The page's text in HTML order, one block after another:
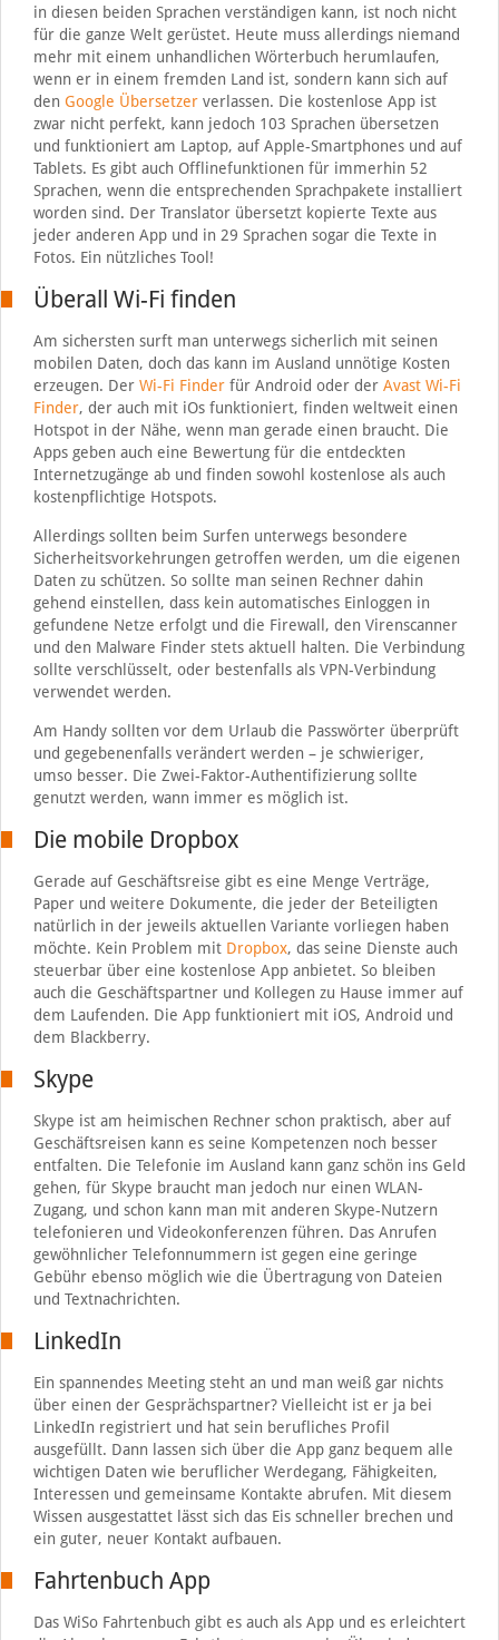
in diesen beiden Sprachen verständigen kann, ist noch nicht
für die ganze Welt gerüstet. Heute muss allerdings niemand
mehr mit einem unhandlichen Wörterbuch herumlaufen,
wenn er in einem fremden Land ist, sondern kann sich auf
den Google Übersetzer verlassen. Die kostenlose App ist
zwar nicht perfekt, kann jedoch 103 Sprachen übersetzen
und funktioniert am Laptop, auf Apple-Smartphones und auf
Tablets. Es gibt auch Offlinefunktionen für immerhin 52
Sprachen, wenn die entsprechenden Sprachpakete installiert
worden sind. Der Translator übersetzt kopierte Texte aus
jeder anderen App und in 29 Sprachen sogar die Texte in
Fotos. Ein nützliches Tool!
Überall Wi-Fi finden
Am sichersten surft man unterwegs sicherlich mit seinen
mobilen Daten, doch das kann im Ausland unnötige Kosten
erzeugen. Der Wi-Fi Finderfür Android oder der Avast Wi-Fi
Finder, der auch mit iOs funktioniert, finden weltweit einen
Hotspot in der Nähe, wenn man gerade einen braucht. Die
Apps geben auch eine Bewertung für die entdeckten
Internetzugänge ab und finden sowohl kostenlose als auch
kostenpflichtige Hotspots.
Allerdings sollten beim Surfen unterwegs besondere
Sicherheitsvorkehrungen getroffen werden, um die eigenen
Daten zu schützen. So sollte man seinen Rechner dahin
gehend einstellen, dass kein automatisches Einloggen in
gefundene Netze erfolgt und die Firewall, den Virenscanner
und den Malware Finder stets aktuell halten. Die Verbindung
sollte verschlüsselt, oder bestenfalls als VPN-Verbindung
verwendet werden.
Am Handy sollten vor dem Urlaub die Passwörter überprüft
und gegebenenfalls verändert werden – je schwieriger,
umso besser. Die Zwei-Faktor-Authentifizierung sollte
genutzt werden, wann immer es möglich ist.
Die mobile Dropbox
Gerade auf Geschäftsreise gibt es eine Menge Verträge,
Paper und weitere Dokumente, die jeder der Beteiligten
natürlich in der jeweils aktuellen Variante vorliegen haben
möchte. Kein Problem mit Dropbox, das seine Dienste auch
steuerbar über eine kostenlose App anbietet. So bleiben
auch die Geschäftspartner und Kollegen zu Hause immer auf
dem Laufenden. Die App funktioniert mit iOS, Android und
dem Blackberry.
Skype
Skype ist am heimischen Rechner schon praktisch, aber auf
Geschäftsreisen kann es seine Kompetenzen noch besser
entfalten. Die Telefonie im Ausland kann ganz schön ins Geld
gehen, für Skype braucht man jedoch nur einen WLAN-
Zugang, und schon kann man mit anderen Skype-Nutzern
telefonieren und Videokonferenzen führen. Das Anrufen
gewöhnlicher Telefonnummern ist gegen eine geringe
Gebühr ebenso möglich wie die Übertragung von Dateien
und Textnachrichten.
LinkedIn
Ein spannendes Meeting steht an und man weiß gar nichts
über einen der Gesprächspartner? Vielleicht ist er ja bei
LinkedIn registriert und hat sein berufliches Profil
ausgefüllt. Dann lassen sich über die App ganz bequem alle
wichtigen Daten wie beruflicher Werdegang, Fähigkeiten,
Interessen und gemeinsame Kontakte abrufen. Mit diesem
Wissen ausgestattet lässt sich das Eis schneller brechen und
ein guter, neuer Kontakt aufbauen.
Fahrtenbuch App
Das WiSo Fahrtenbuch gibt es auch als App und es erleichtert